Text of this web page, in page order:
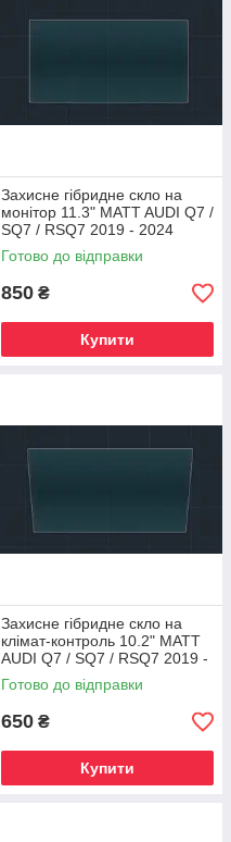
Захисне гібридне скло на
монітор 11.3" MATT AUDI Q7 /
SQ7 / RSQ7 2019 - 2024
Готово до відправки
850 ₴
Купити
Захисне гібридне скло на
клімат-контроль 10.2" MATT
AUDI Q7 / SQ7 / RSQ7 2019 -
2024
Готово до відправки
650 ₴
Купити